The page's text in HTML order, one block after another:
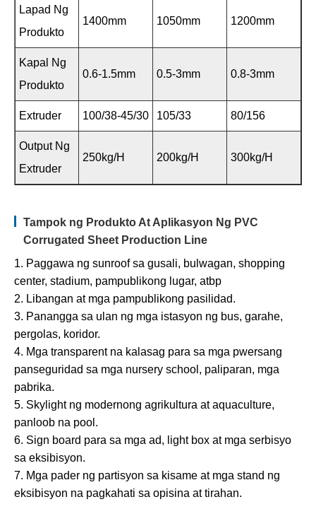
Lapad Ng
Produkto
1400mm 1050mm 1200mm
Kapal Ng
Produkto
0.6-1.5mm 0.5-3mm 0.8-3mm
Extruder 100/38-45/30 105/33 80/156
Output Ng
Extruder
250kg/h 200kg/h 300kg/h
Tampok ng Produkto At Aplikasyon Ng PVC
Corrugated Sheet Production Line
1. Paggawa ng sunroof sa gusali, bulwagan, shopping
center, stadium, pampublikong lugar, atbp
2. Libangan at mga pampublikong pasilidad.
3. Panangga sa ulan ng mga istasyon ng bus, garahe,
pergolas, koridor.
4. Mga transparent na kalasag para sa mga pwersang
panseguridad sa mga nursery school, paliparan, mga
pabrika.
5. Skylight ng modernong agrikultura at aquaculture,
panloob na pool.
6. Sign board para sa mga ad, light box at mga serbisyo
sa eksibisyon.
7. Mga pader ng partisyon sa kisame at mga stand ng
eksibisyon na pagkahati sa opisina at tirahan.